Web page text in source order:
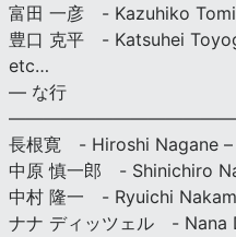
富田 一彦 - Kazuhiko
豊口 克平 - Katsuhei
etc…
— な行
長根寛 - Hiroshi Nagane –
中原 慎一郎 - Shinichiro
中村 隆一 - Ryuichi
ナナ ディッツェル - Nana